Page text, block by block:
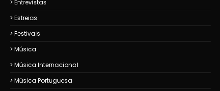
Entrevistas
Estreias
Festivais
Música
Música Internacional
Música Portuguesa